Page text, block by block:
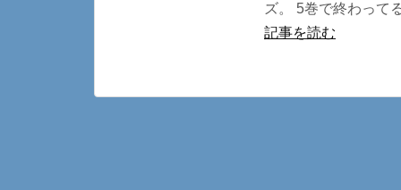
ズ。 5巻で終わって
記事を読む